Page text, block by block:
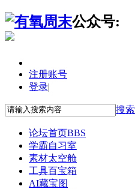
公众号:
注册账号
登录|
搜索
论坛首页BBS
学霸自习室
素材太空舱
工具百宝箱
AI藏宝图